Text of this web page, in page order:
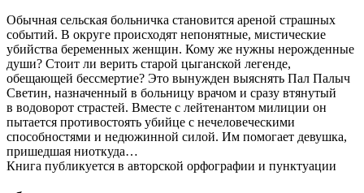
Обычная сельская больничка становится ареной страшных
событий. В округе происходят непонятные, мистические
убийства беременных женщин. Кому же нужны нерожденные
души? Стоит ли верить старой цыганской легенде,
обещающей бессмертие? Это вынужден выяснять Пал Палыч
Светин, назначенный в больницу врачом и сразу втянутый
в водоворот страстей. Вместе с лейтенантом милиции он
пытается противостоять убийце с нечеловеческими
способностями и недюжинной силой. Им помогает девушка,
пришедшая ниоткуда…
Книга публикуется в авторской орфографии и пунктуации